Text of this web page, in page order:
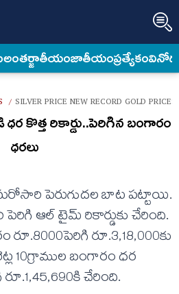
అంత‌ర్జాతీయంజాతీయంప్రత్యేకం
/ SILVER PRICE NEW RECORD GOLD
ధర కొత్త రికార్డు..పెరిగిన బంగారం
ధరలు
పెరుగుదల బాట పట్టాయి.
ఆల్ టైమ్ రికార్డుకు చేరింది.
రూ.3,18,000కు
10గ్రాముల బంగారం ధర
రూ.1,45,690కి చేరింది.